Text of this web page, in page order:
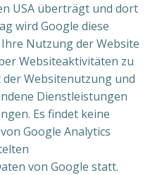
USA überträgt und dort
wird Google diese
Nutzung der Website
Websiteaktivitäten zu
Websitenutzung und
Dienstleistungen
Es findet keine
Google Analytics
von Google statt.